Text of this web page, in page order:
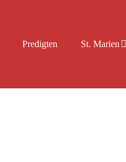
Predigten St. Marien